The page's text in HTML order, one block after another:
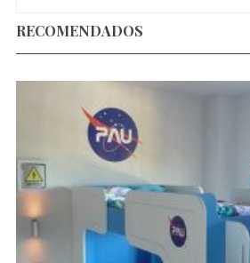
RECOMENDADOS